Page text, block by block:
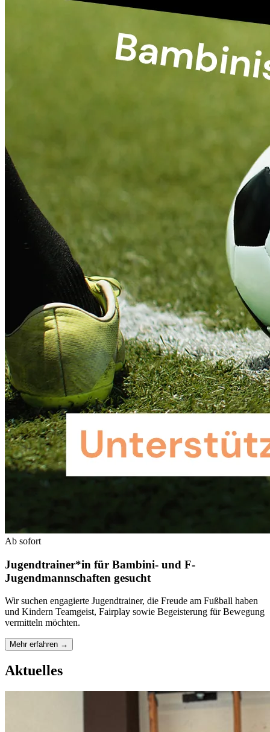
Ab sofort
Jugendtrainer*in für Bambini- und F-
Jugendmannschaften gesucht
Wir suchen engagierte Jugendtrainer, die Freude am Fußball haben
und Kindern Teamgeist, Fairplay sowie Begeisterung für Bewegung
vermitteln möchten.
Mehr erfahren →
Aktuelles